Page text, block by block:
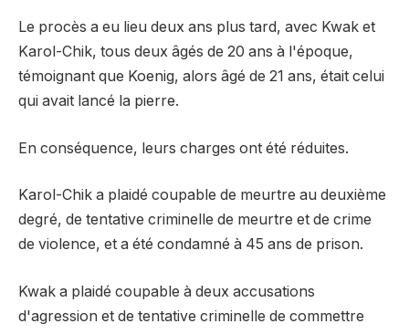
Le procès a eu lieu deux ans plus tard, avec Kwak et
Karol-Chik, tous deux âgés de 20 ans à l'époque,
témoignant que Koenig, alors âgé de 21 ans, était celui
qui avait lancé la pierre.
En conséquence, leurs charges ont été réduites.
Karol-Chik a plaidé coupable de meurtre au deuxième
degré, de tentative criminelle de meurtre et de crime
de violence, et a été condamné à 45 ans de prison.
Kwak a plaidé coupable à deux accusations
d'agression et de tentative criminelle de commettre